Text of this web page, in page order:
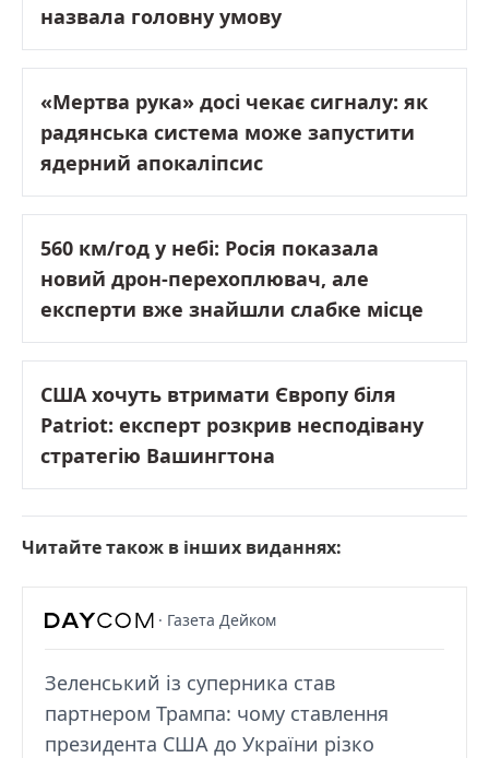
назвала головну умову
«Мертва рука» досі чекає сигналу: як
радянська система може запустити
ядерний апокаліпсис
560 км/год у небі: Росія показала
новий дрон-перехоплювач, але
експерти вже знайшли слабке місце
США хочуть втримати Європу біля
Patriot: експерт розкрив несподівану
стратегію Вашингтона
Читайте також в інших виданнях:
· Газета Дейком
Зеленський із суперника став
партнером Трампа: чому ставлення
президента США до України різко